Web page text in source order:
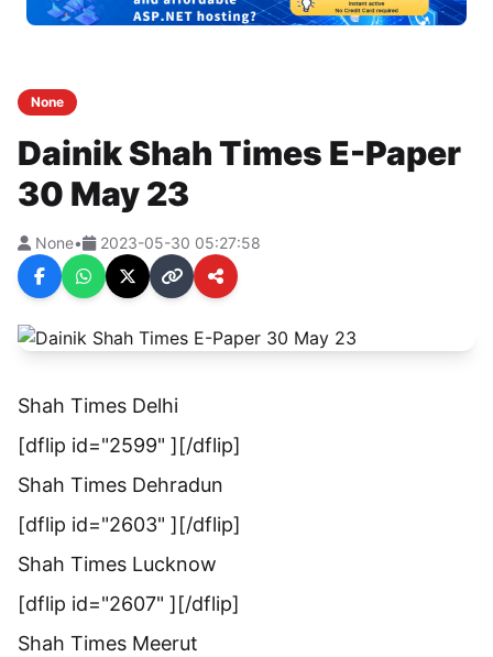
None
Dainik Shah Times E-Paper
30 May 23
None• 2023-05-30 05:27:58
Shah Times Delhi
[dflip id="2599" ][/dflip]
Shah Times Dehradun
[dflip id="2603" ][/dflip]
Shah Times Lucknow
[dflip id="2607" ][/dflip]
Shah Times Meerut